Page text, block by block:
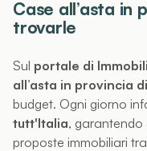
Case all’asta in
trovarle
Sul portale di
all’asta in provincia
budget. Ogni giorno
tutt'Italia, garantendo
proposte immobiliari